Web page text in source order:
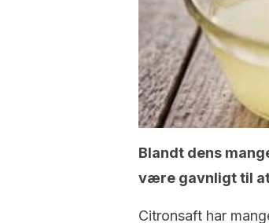
Blandt dens
være gavnligt til
Citronsaft har